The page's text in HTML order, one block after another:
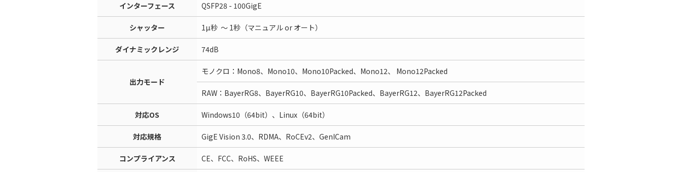
インターフェース QSFP28 - 100GigE
シャッター 1µ秒 ～ 1秒（マニュアル or オート）
ダイナミックレンジ 74dB
出力モード
モノクロ：Mono8、Mono10、Mono10Packed、Mono12、 Mono12Packed
RAW：BayerRG8、BayerRG10、BayerRG10Packed、BayerRG12、BayerRG12Packed
対応OS Windows10（64bit）、Linux（64bit）
対応規格 GigE Vision 3.0、RDMA、RoCEv2、GenICam
コンプライアンス CE、FCC、RoHS、WEEE